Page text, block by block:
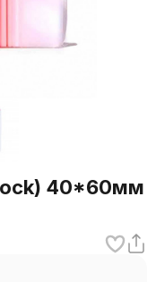
40*60мм